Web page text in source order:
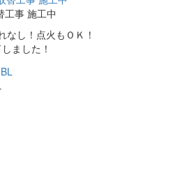
工事 施工中
なし！点火もＯＫ！
ました！